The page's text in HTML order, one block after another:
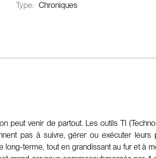
Type: Chroniques
venir de partout. Les outils TI
pas à suivre, gérer ou exécuter
terme, tout en grandissant au fur et à